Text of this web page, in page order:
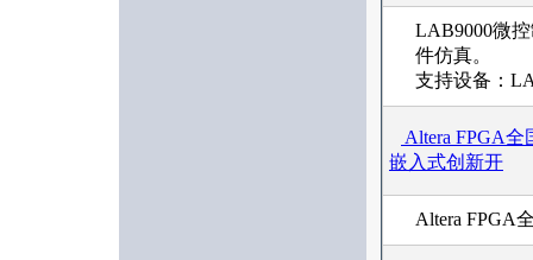
LAB9000微
件仿真。
支持设备：
Altera FPGA全
嵌入式创新开
Altera FPGA